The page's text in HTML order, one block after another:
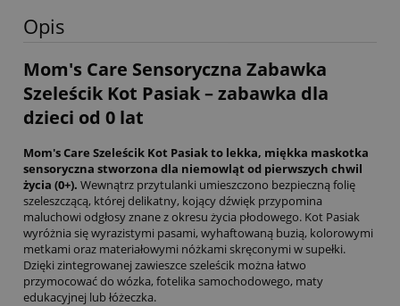
Opis
Mom's Care Sensoryczna Zabawka
Szeleścik Kot Pasiak – zabawka dla
dzieci od 0 lat
Mom's Care Szeleścik Kot Pasiak to lekka, miękka maskotka
sensoryczna stworzona dla niemowląt od pierwszych chwil
życia (0+). Wewnątrz przytulanki umieszczono bezpieczną folię
szeleszczącą, której delikatny, kojący dźwięk przypomina
maluchowi odgłosy znane z okresu życia płodowego. Kot Pasiak
wyróżnia się wyrazistymi pasami, wyhaftowaną buzią, kolorowymi
metkami oraz materiałowymi nóżkami skręconymi w supełki.
Dzięki zintegrowanej zawieszce szeleścik można łatwo
przymocować do wózka, fotelika samochodowego, maty
edukacyjnej lub łóżeczka.